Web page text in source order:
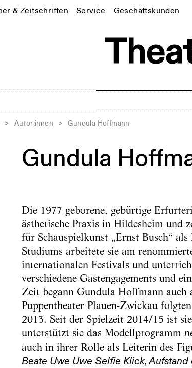
& Zeitschriften Service Geschäftskunden
> Autor:innen > Gundula Hoffmann
Gundula
Die 1977 geborene, gebürtige
ästhetische Praxis in Hildesheim und
für Schauspielkunst „Ernst Busch“
Studiums arbeitete sie am
internationalen Festivals und
verschiedene Gastengagements und
Zeit begann Gundula Hoffmann auch
Puppentheater Plauen-Zwickau
2013. Seit der Spielzeit 2014/15 ist
unterstützt sie das Modellprogramm
auch in ihrer Rolle als Leiterin des
Beate Uwe Uwe Selfie Klick,